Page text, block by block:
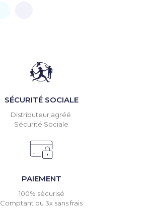
SÉCURITÉ SOCIALE
Distributeur agréé
Sécurité Sociale
PAIEMENT
100% sécurisé
Comptant ou 3x sans frais